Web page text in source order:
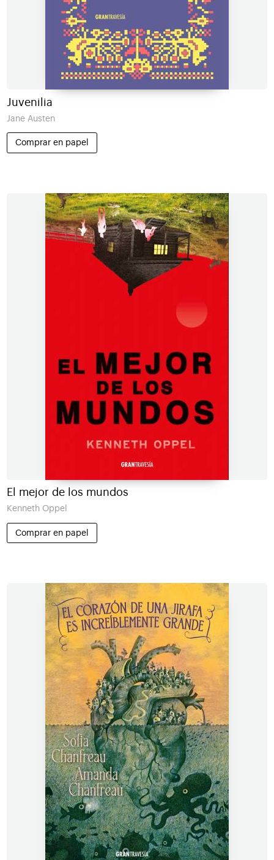
Juvenilia
Jane Austen
Comprar en papel
El mejor de los mundos
Kenneth Oppel
Comprar en papel